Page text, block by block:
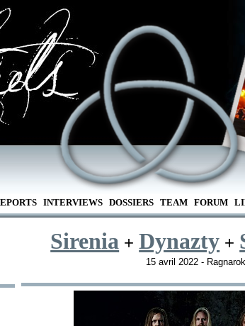
INTERVIEWS DOSSIERS TEAM FORUM
Sirenia + Dynazty +
15 avril 2022 -